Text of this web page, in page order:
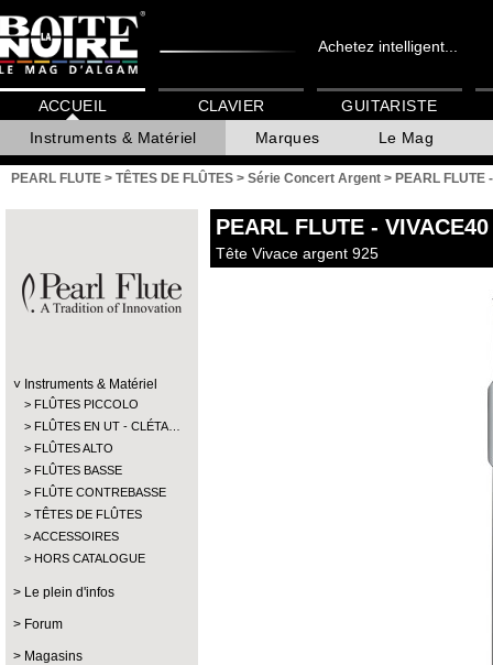
Achetez intelligent...
ACCUEIL
Instruments & Matériel
Marques Le Mag
CLAVIER GUITARISTE
PEARL FLUTE > TÊTES DE FLÛTES > Série Concert Argent > PEARL FLUTE
Instruments & Matériel
FLÛTES PICCOLO
FLÛTES EN UT - CLÉTA…
FLÛTES ALTO
FLÛTES BASSE
FLÛTE CONTREBASSE
TÊTES DE FLÛTES
ACCESSOIRES
HORS CATALOGUE
Le plein d'infos
Forum
Magasins
PEARL FLUTE - VIVACE40
Tête Vivace argent 925